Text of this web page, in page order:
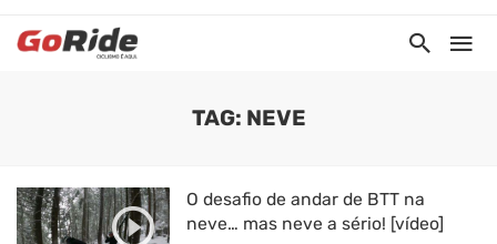
TAG: NEVE
O desafio de andar de BTT na
neve… mas neve a sério! [vídeo]